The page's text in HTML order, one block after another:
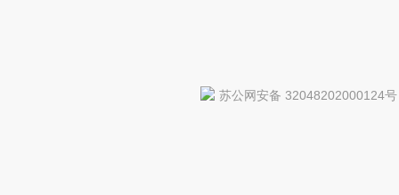
苏公网安备 32048202000124号